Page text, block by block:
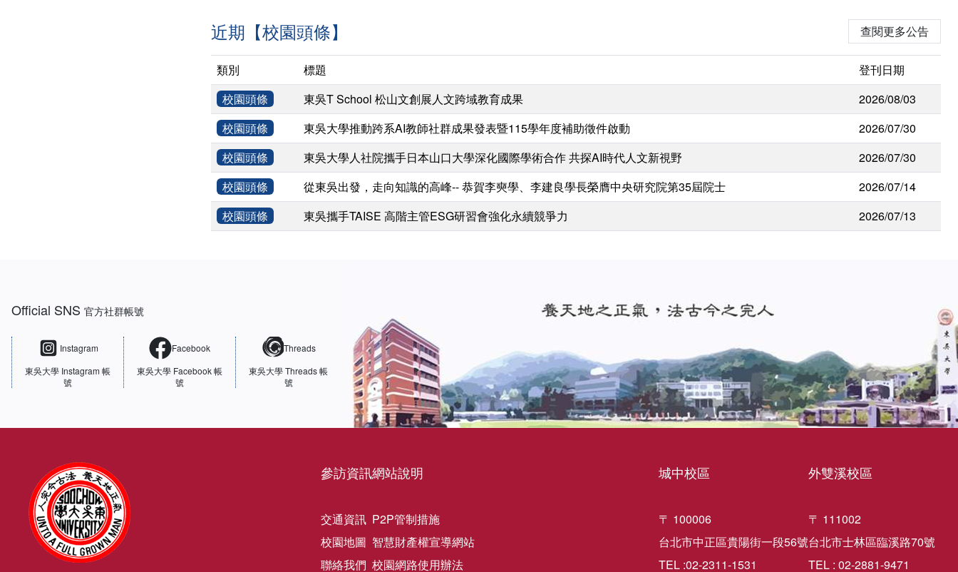
近期【校園頭條】 查閱更多公告
類別 標題
登刊日期
校園頭條
東吳T School 松山文創展人文跨域教育成果
2026/08/03
校園頭條
東吳大學推動跨系AI教師社群成果發表暨115學年度補助徵件啟動
2026/07/30
校園頭條
東吳大學人社院攜手日本山口大學深化國際學術合作 共探AI時代人文新視野
2026/07/30
校園頭條
從東吳出發，走向知識的高峰-- 恭賀李奭學、李建良學長榮膺中央研究院第35屆院士
2026/07/14
校園頭條
東吳攜手TAISE 高階主管ESG研習會強化永續競爭力 2026/07/13
Official SNS 官方社群帳號
Instagram
東吳大學 Instagram 帳
號
Facebook
東吳大學 Facebook 帳
號
Threads
東吳大學Threads 帳
號
參訪資訊
交通資訊
校園地圖
聯絡我們
網站說明
P2P管制措施
智慧財產權宣導網站
校園網路使用辦法
城中校區
〒 100006
台北市中正區貴陽街一段56號
TEL :02-2311-1531
外雙溪校區
〒 111002
台北市士林區臨溪路70號
TEL : 02-2881-9471